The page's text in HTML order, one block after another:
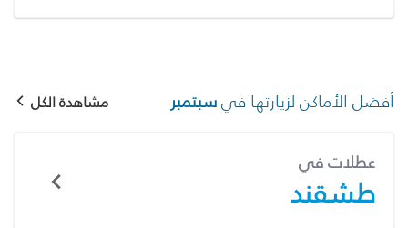
أفضل الأماكن لزيارتها فيسبتمبر مشاهدة الكل
عطلات في
طشقند